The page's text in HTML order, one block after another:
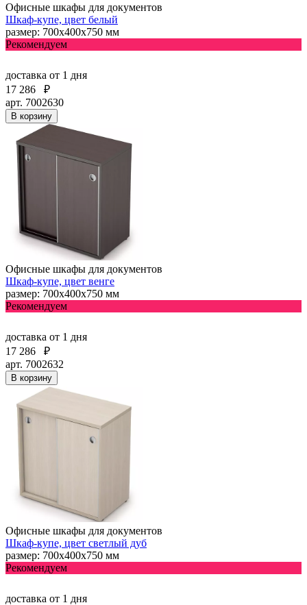
Офисные шкафы для документов
Шкаф-купе, цвет белый
размер: 700х400х750 мм
Рекомендуем
доставка от 1 дня
17 286
₽
арт. 7002630
В корзину
Офисные шкафы для документов
Шкаф-купе, цвет венге
размер: 700х400х750 мм
Рекомендуем
доставка от 1 дня
17 286
₽
арт. 7002632
В корзину
Офисные шкафы для документов
Шкаф-купе, цвет светлый дуб
размер: 700х400х750 мм
Рекомендуем
доставка от 1 дня